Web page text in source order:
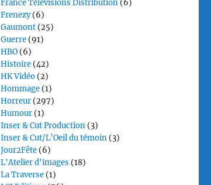
France Télévisions Distribution (6)
Frenezy(6)
Gaumont (25)
Guerre (91)
HBO (6)
Histoire (42)
HK Vidéo (2)
Hommage (1)
Horreur (297)
Humour (1)
Inser & Cut Production (3)
Inser & Cut/L’Oeil du témoin (3)
Jour2Fête (6)
L'Atelier d'images (18)
La Traverse (1)